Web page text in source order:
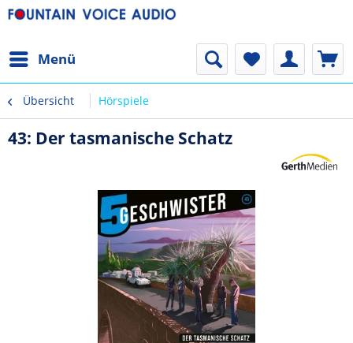
Menü
Übersicht Hörspiele
43: Der tasmanische Schatz